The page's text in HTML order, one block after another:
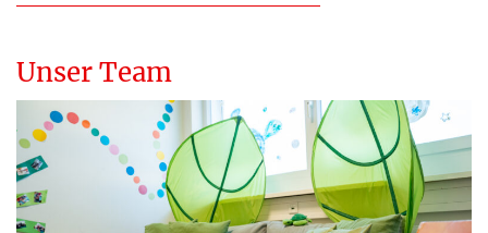
Unser Team